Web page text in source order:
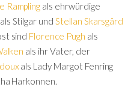
Rampling als ehrwürdige
als Stilgar und Stellan Skarsgård
sind Florence Pugh als
als ihr Vater, der
als Lady Margot Fenring
Harkonnen.